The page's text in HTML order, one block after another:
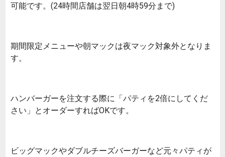
可能です。(24時間店舗は翌日朝4時59分まで)
期間限定メニューや朝マックは夜マック対象外となりま
す。
ハンバーガーを注文する際に「パティを2倍にしてくだ
さい」とオーダーすればOKです。
ビッグマックやダブルチーズバーガーなど元々パティが